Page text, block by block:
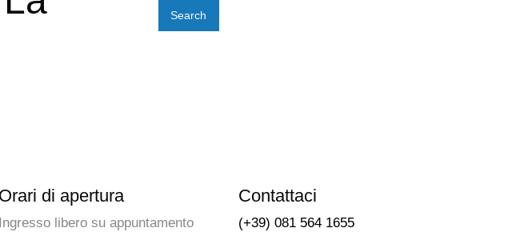
Orari di apertura
Ingresso libero su appuntamento
Contattaci
(+39) 081 564 1655